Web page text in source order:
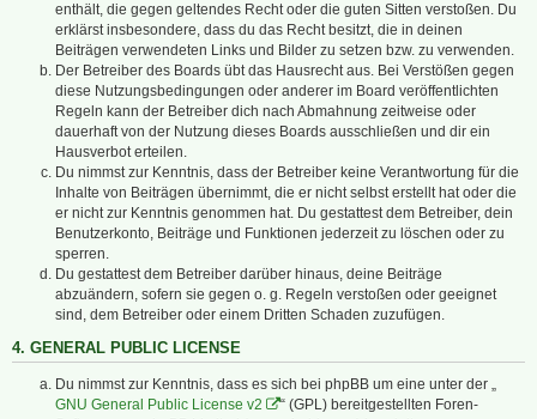
enthält, die gegen geltendes Recht oder die guten Sitten verstoßen. Du
erklärst insbesondere, dass du das Recht besitzt, die in deinen
Beiträgen verwendeten Links und Bilder zu setzen bzw. zu verwenden.
Der Betreiber des Boards übt das Hausrecht aus. Bei Verstößen gegen
diese Nutzungsbedingungen oder anderer im Board veröffentlichten
Regeln kann der Betreiber dich nach Abmahnung zeitweise oder
dauerhaft von der Nutzung dieses Boards ausschließen und dir ein
Hausverbot erteilen.
Du nimmst zur Kenntnis, dass der Betreiber keine Verantwortung für die
Inhalte von Beiträgen übernimmt, die er nicht selbst erstellt hat oder die
er nicht zur Kenntnis genommen hat. Du gestattest dem Betreiber, dein
Benutzerkonto, Beiträge und Funktionen jederzeit zu löschen oder zu
sperren.
Du gestattest dem Betreiber darüber hinaus, deine Beiträge
abzuändern, sofern sie gegen o. g. Regeln verstoßen oder geeignet
sind, dem Betreiber oder einem Dritten Schaden zuzufügen.
4. GENERAL PUBLIC LICENSE
Du nimmst zur Kenntnis, dass es sich bei phpBB um eine unter der „
GNU General Public License v2
“ (GPL) bereitgestellten Foren-